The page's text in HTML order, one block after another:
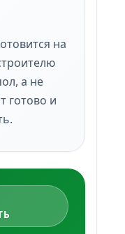
на
а не
готово и